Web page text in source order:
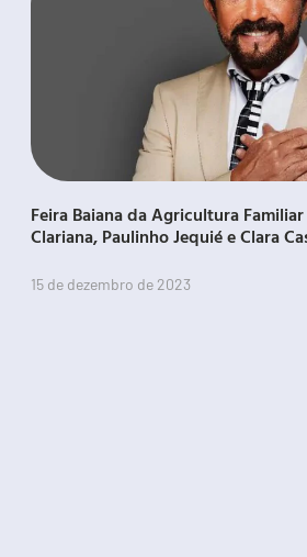
Feira Baiana da Agricultura
Clariana, Paulinho Jequié e Clara
15 de dezembro de 2023